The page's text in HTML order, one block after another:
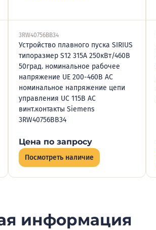
3RW40756BB34
Устройство плавного пуска SIRIUS
типоразмер S12 315А 250кВт/460В
50град. номинальное рабочее
напряжение UE 200-460В АС
номинальное напряжение цепи
управления UC 115В AC
винт.контакты Siemens
3RW40756BB34
Цена по запросу
Посмотреть наличие
информация